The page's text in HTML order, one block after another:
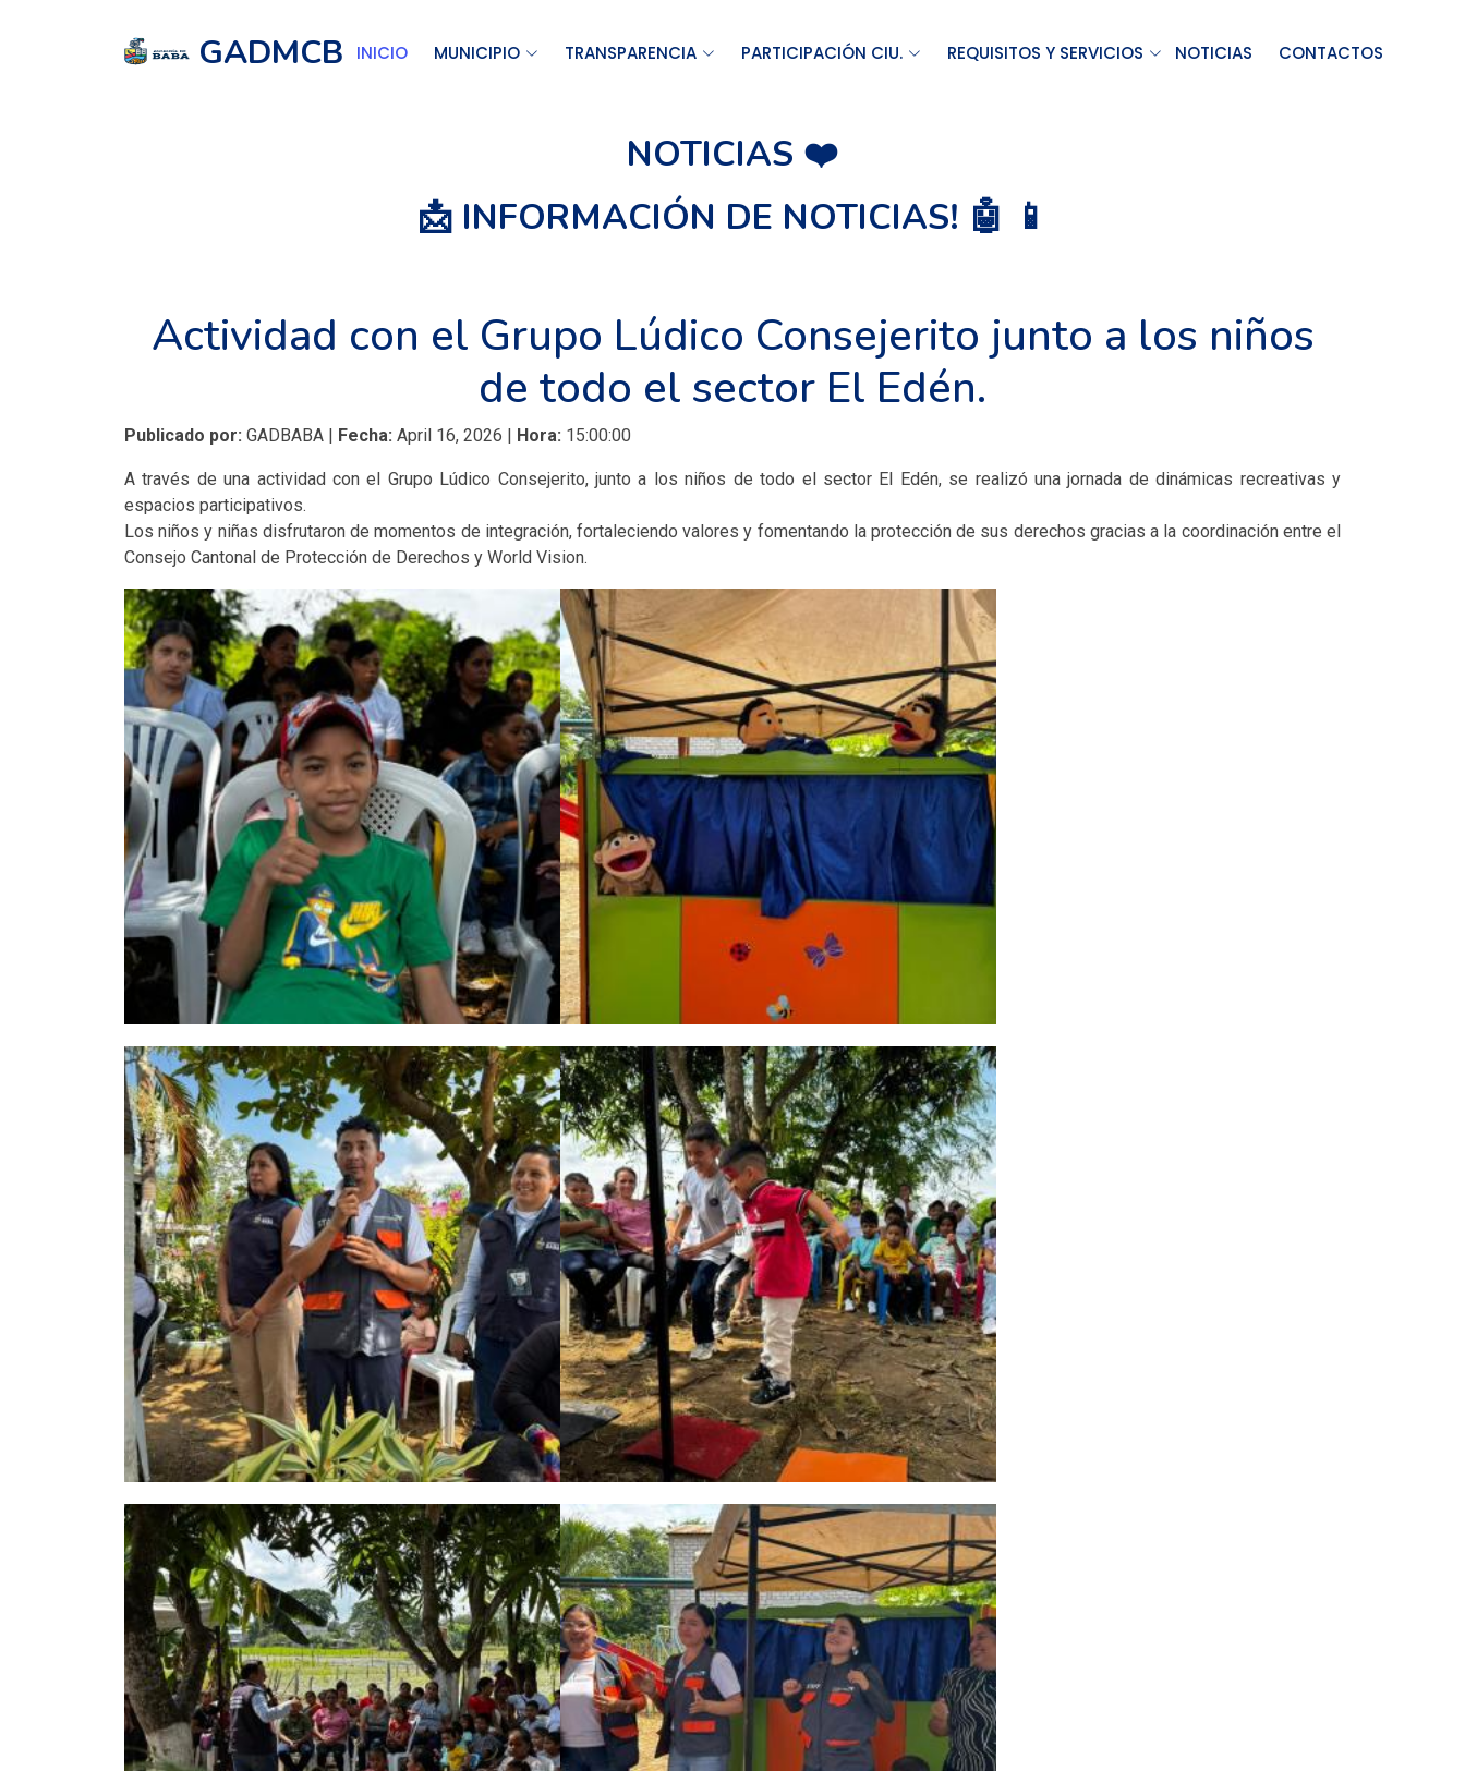
GADMCB INICIO MUNICIPIO TRANSPARENCIA PARTICIPACIÓN CIU. REQUISITOS Y SERVICIOS NOTICIAS CONTACTOS
NOTICIAS ❤️
📩 INFORMACIÓN DE NOTICIAS! 🤖 📱
Actividad con el Grupo Lúdico Consejerito junto a los niños
de todo el sector El Edén.
Publicado por: GADBABA | Fecha: April 16, 2026 | Hora: 15:00:00
A través de una actividad con el Grupo Lúdico Consejerito, junto a los niños de todo el sector El Edén, se realizó una jornada de dinámicas recreativas y
espacios participativos.
Los niños y niñas disfrutaron de momentos de integración, fortaleciendo valores y fomentando la protección de sus derechos gracias a la coordinación entre el
Consejo Cantonal de Protección de Derechos y World Vision.